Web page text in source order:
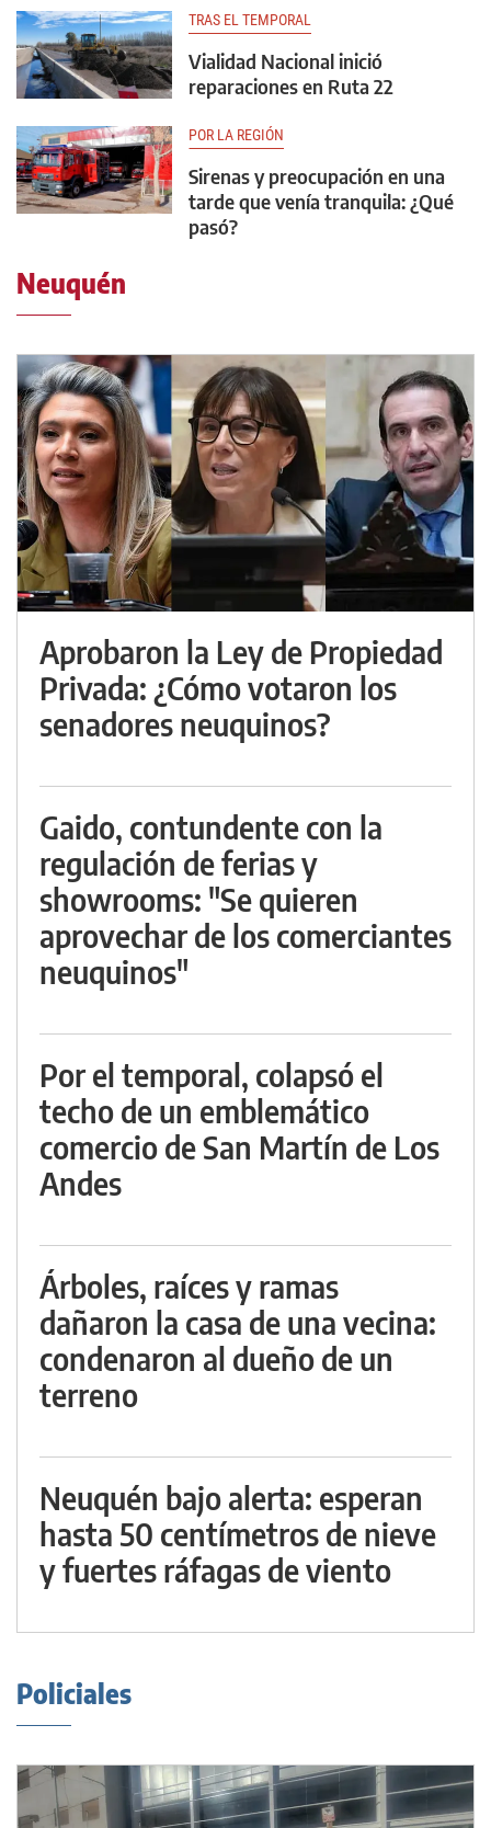
TRAS EL TEMPORAL
Vialidad Nacional inició
reparaciones en Ruta 22
POR LA REGIÓN
Sirenas y preocupación en una
tarde que venía tranquila: ¿Qué
pasó?
Neuquén
Aprobaron la Ley de Propiedad
Privada: ¿Cómo votaron los
senadores neuquinos?
Gaido, contundente con la
regulación de ferias y
showrooms: "Se quieren
aprovechar de los comerciantes
neuquinos"
Por el temporal, colapsó el
techo de un emblemático
comercio de San Martín de Los
Andes
Árboles, raíces y ramas
dañaron la casa de una vecina:
condenaron al dueño de un
terreno
Neuquén bajo alerta: esperan
hasta 50 centímetros de nieve
y fuertes ráfagas de viento
Policiales